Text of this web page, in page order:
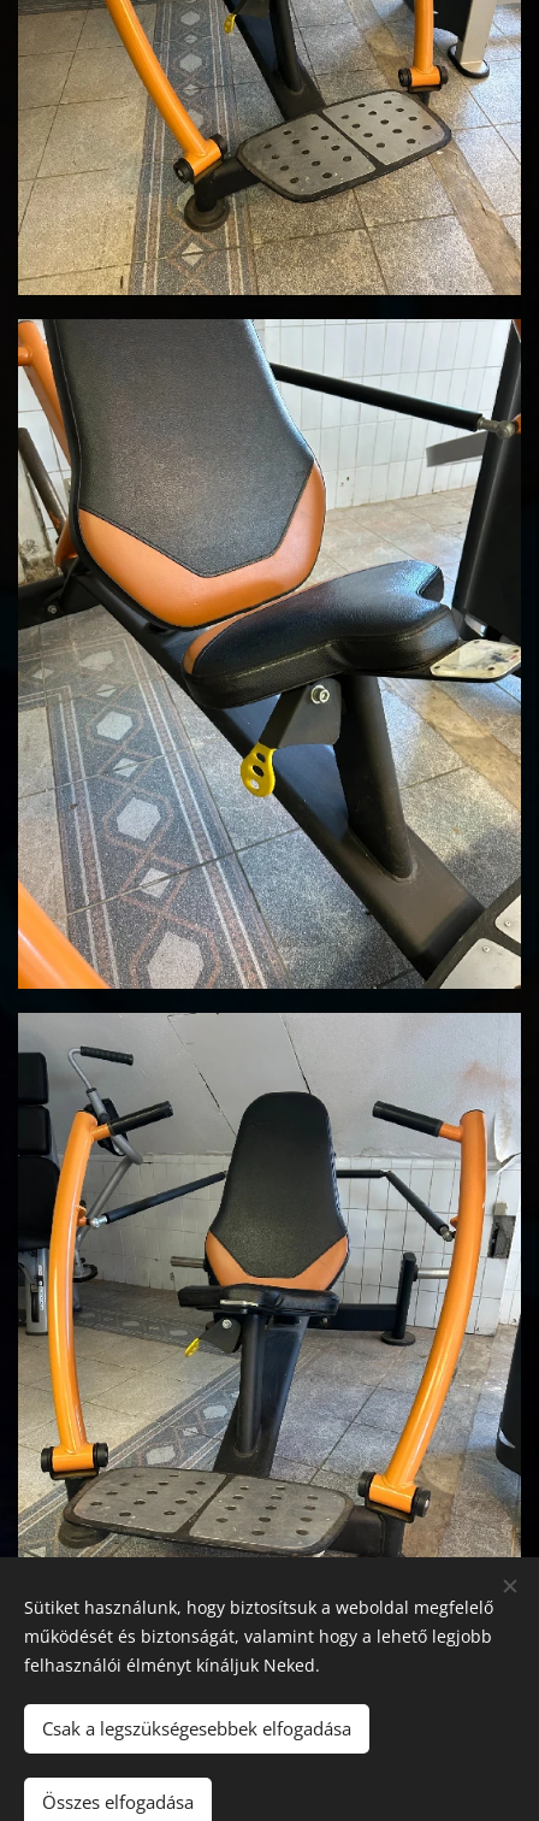
Sütiket használunk, hogy biztosítsuk a weboldal megfelelő
működését és biztonságát, valamint hogy a lehető legjobb
felhasználói élményt kínáljuk Neked.
Csak a legszükségesebbek elfogadása
Összes elfogadása